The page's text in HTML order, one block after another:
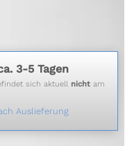
3-5 Tagen
sich aktuell nichtam
Auslieferung